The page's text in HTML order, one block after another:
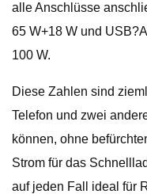
alle Anschlüsse
65 W+18 W und
100 W.
Diese Zahlen sind
Telefon und zwei
können, ohne
Strom für das
auf jeden Fall ideal für